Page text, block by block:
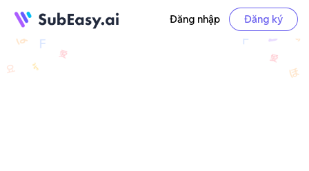
Đăng nhập Đăng ký